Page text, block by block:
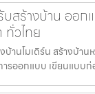
บสร้างบ้าน ออก
ทั่วไทย
านโมเดิร์น สร้างบ้าน
รออกแบบ เขียนแบบก่